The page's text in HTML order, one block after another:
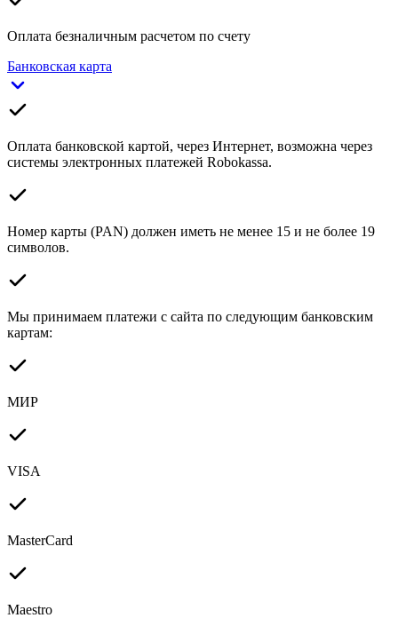
Оплата безналичным расчетом по счету
Банковская карта
Оплата банковской картой, через Интернет, возможна через
системы электронных платежей Robokassa.
Номер карты (PAN) должен иметь не менее 15 и не более 19
символов.
Мы принимаем платежи с сайта по следующим банковским
картам:
МИР
VISA
MasterCard
Maestro